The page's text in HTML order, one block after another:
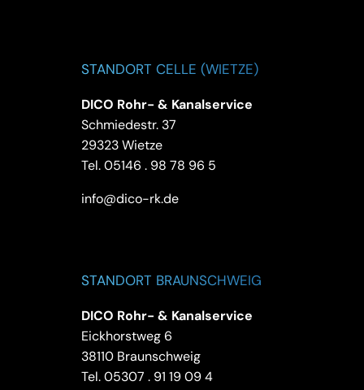
STANDORT CELLE (WIETZE)
DICO Rohr- & Kanalservice
Schmiedestr. 37
29323 Wietze
Tel.05146 . 98 78 96 5
info@dico-rk.de
STANDORT BRAUNSCHWEIG
DICO Rohr- & Kanalservice
Eickhorstweg 6
38110 Braunschweig
Tel.05307 . 91 19 09 4